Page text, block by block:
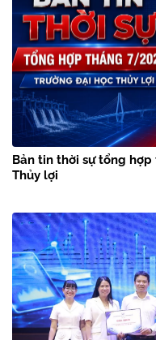
Bản tin thời sự tổng
Thủy lợi